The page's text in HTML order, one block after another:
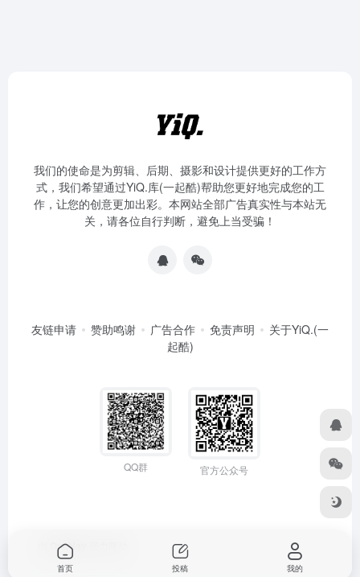
我们的使命是为剪辑、后期、摄影和设计提供更好的工作方
式，我们希望通过YiQ.库(一起酷)帮助您更好地完成您的工
作，让您的创意更加出彩。本网站全部广告真实性与本站无
关，请各位自行判断，避免上当受骗！
友链申请 赞助鸣谢 广告合作 免责声明
关于YiQ.(一
起酷)
QQ群 官方公众号
OneNav
首页 投稿 我的